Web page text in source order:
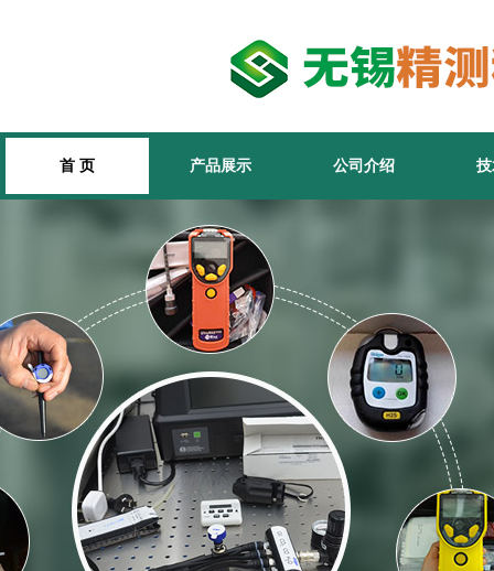
首 页 产品展示 公司介绍